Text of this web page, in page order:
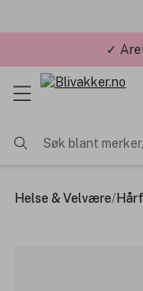
✓
Søk blant
Helse & Velvære/